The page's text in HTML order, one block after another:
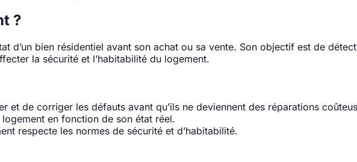
?
d’un bien résidentiel avant son achat ou sa vente. Son objectif est de
la sécurité et l’habitabilité du logement.
et de corriger les défauts avant qu’ils ne deviennent des réparations
en fonction de son état réel.
respecte les normes de sécurité et d’habitabilité.